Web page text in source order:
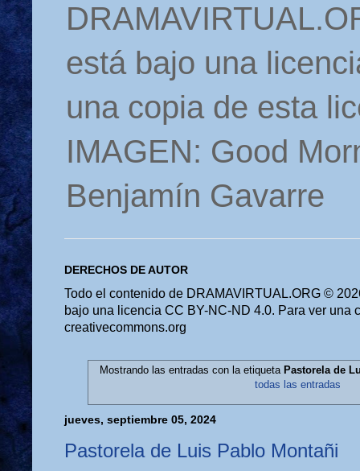
está bajo una
una copia de esta
IMAGEN: Good
Benjamín Gavarre
DERECHOS DE AUTOR
Todo el contenido de DRAMAVIRTUAL.ORG ©
bajo una licencia CC BY-NC-ND 4.0. Para ver una
creativecommons.org
Mostrando las entradas con la etiqueta Pastorela de
todas las entradas
jueves, septiembre 05, 2024
Pastorela de Luis Pablo Montañi